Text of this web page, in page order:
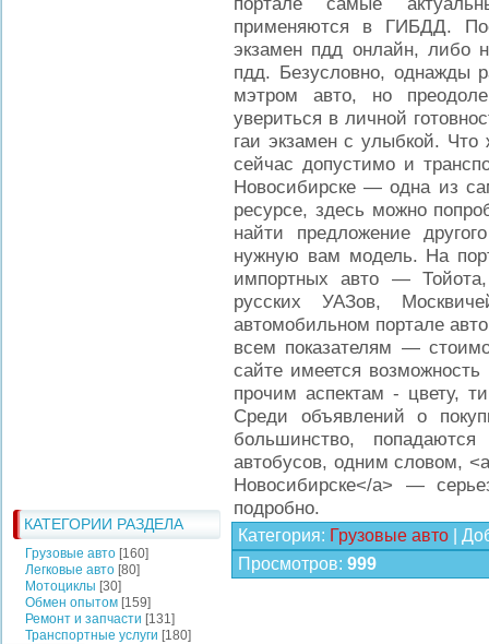
КАТЕГОРИИ РАЗДЕЛА
Грузовые авто [160]
Легковые авто [80]
Мотоциклы [30]
Обмен опытом [159]
Ремонт и запчасти [131]
Транспортные услуги [180]
применяются в ГИБДД.
экзамен пдд онлайн, либо
пдд. Безусловно, однажды
мэтром авто, но
увериться в личной
гаи экзамен с улыбкой.
сейчас допустимо и
Новосибирске — одна из
ресурсе, здесь можно
найти предложение
нужную вам модель. На
импортных авто —
русских УАЗов,
автомобильном портале
всем показателям —
сайте имеется
прочим аспектам - цвету,
Среди объявлений о
большинство,
автобусов, одним словом,
Новосибирске</a> —
подробно.
Категория: Грузовые авто
Просмотров: 999